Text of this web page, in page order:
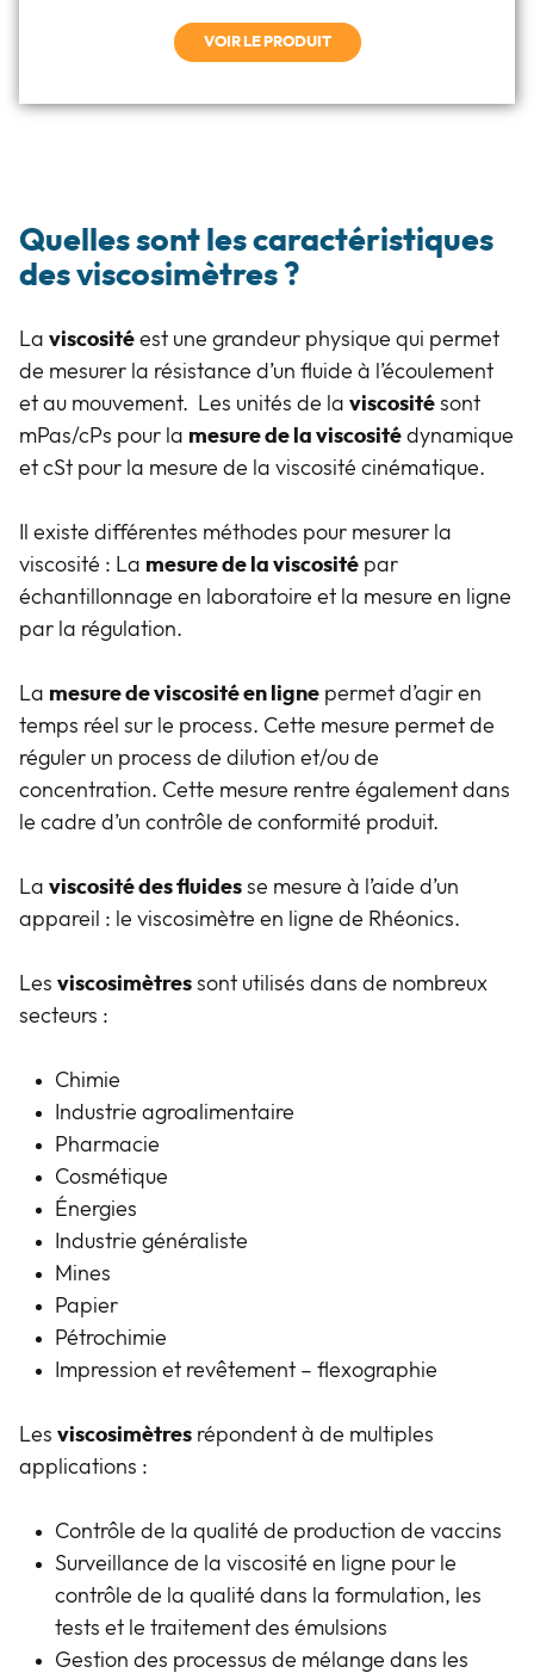
VOIR LE PRODUIT
Quelles sont les caractéristiques
des viscosimètres ?
La viscosité est une grandeur physique qui permet
de mesurer la résistance d’un fluide à l’écoulement
et au mouvement. Les unités de la viscosité sont
mPas/cPs pour la mesure de la viscosité dynamique
et cSt pour la mesure de la viscosité cinématique.
Il existe différentes méthodes pour mesurer la
viscosité : La mesure de la viscosité par
échantillonnage en laboratoire et la mesure en ligne
par la régulation.
La mesure de viscosité en ligne permet d’agir en
temps réel sur le process. Cette mesure permet de
réguler un process de dilution et/ou de
concentration. Cette mesure rentre également dans
le cadre d’un contrôle de conformité produit.
La viscosité des fluides se mesure à l’aide d’un
appareil : le viscosimètre en ligne de Rhéonics.
Les viscosimètres sont utilisés dans de nombreux
secteurs :
Chimie
Industrie agroalimentaire
Pharmacie
Cosmétique
Énergies
Industrie généraliste
Mines
Papier
Pétrochimie
Impression et revêtement – flexographie
Les viscosimètres répondent à de multiples
applications :
Contrôle de la qualité de production de vaccins
Surveillance de la viscosité en ligne pour le
contrôle de la qualité dans la formulation, les
tests et le traitement des émulsions
Gestion des processus de mélange dans les